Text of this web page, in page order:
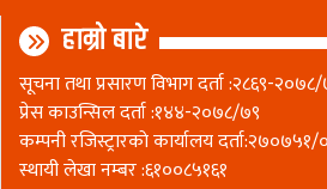
हाम्रो बारे
सूचना तथा प्रसारण विभाग दर्ता :२८६९-
प्रेस काउन्सिल दर्ता :१४४-२०७८/७९
कम्पनी रजिस्ट्रारकाे कार्यालय
स्थायी लेखा नम्बर :६१००८५१६१